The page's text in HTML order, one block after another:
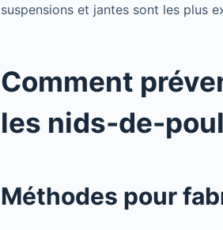
suspensions et jantes sont les plus
Comment
les nids-de-
Méthodes pour